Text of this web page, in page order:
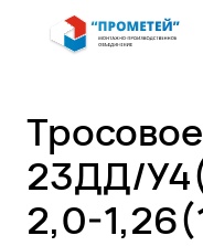
23ДД/
2,0-